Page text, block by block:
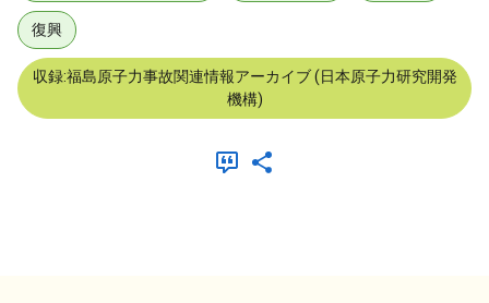
復興
収録:福島原子力事故関連情報アーカイブ (日本原子力研究開発
機構)